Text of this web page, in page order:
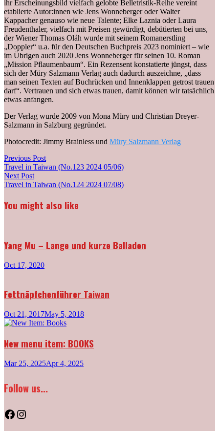
ihr Erscheinungsbild vielfach gelobte Belletristik-Reihe vereint
etablierte Autor:innen wie Jens Wonneberger oder Walter
Kappacher genauso wie neue Talente; Elke Laznia oder Laura
Freudenthaler, vielfach mit Preisen gewürdigt, debütierten bei uns,
der Wiener Thomas Oláh wurde mit seinem Romanerstling
„Doppler“ u.a. für den Deutschen Buchpreis 2023 nominiert – wie
im Übrigen auch 2020 Jens Wonneberger für seinen 10. Roman
„Mission Pflaumenbaum“. Ein Rezensent konstatierte jüngst, dass
sich der Müry Salzmann Verlag auch dadurch auszeichne, „dass
man seinen Texten auf Buchrücken und Innenklappen getrost trauen
darf“. Vertrauen und sich etwas trauen, damit können wir tatsächlich
etwas anfangen.
Der Verlag wurde 2009 von Mona Müry und Christian Dreyer-
Salzmann in Salzburg gegründet.
Photocredit: Jimmy Brainless und Müry Salzmann Verlag
Post
navigation
Previous PostPrevious
post:
Travel in Taiwan (No.123 2024 05/06)
Next PostNext
post:
Travel in Taiwan (No.124 2024 07/08)
You might also like
Yang Mu – Lange und kurze Balladen
Oct 17, 2020
Fettnäpfchenführer Taiwan
Oct 21, 2017May 5, 2018
New menu item: BOOKS
Mar 25, 2025Apr 4, 2025
Follow us...
Facebook
Instagram